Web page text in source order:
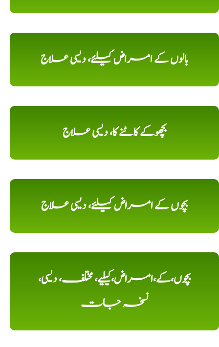
بالوں کے امراض کیلئے، دیسی علاج
بچھوکے کاٹنے کا، دیسی علاج
بچوں کے امراض کیلئے، دیسی علاج
بچوں،کے،امراض،کیلیے، مختلف، دیسی،
نسخہ جات